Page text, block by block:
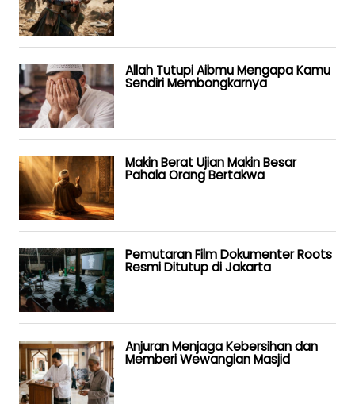
Allah Tutupi Aibmu Mengapa Kamu
Sendiri Membongkarnya
Makin Berat Ujian Makin Besar
Pahala Orang Bertakwa
Pemutaran Film Dokumenter Roots
Resmi Ditutup di Jakarta
Anjuran Menjaga Kebersihan dan
Memberi Wewangian Masjid